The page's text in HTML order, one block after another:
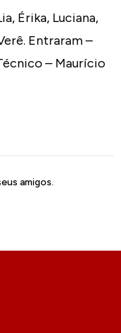
Érika, Luciana,
Entraram –
– Maurício
amigos.